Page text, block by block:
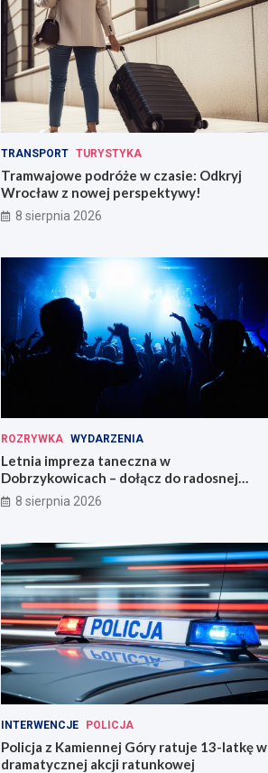
TRANSPORT TURYSTYKA
Tramwajowe podróże w czasie: Odkryj
Wrocław z nowej perspektywy!
8 sierpnia 2026
ROZRYWKA WYDARZENIA
Letnia impreza taneczna w
Dobrzykowicach – dołącz do radosnej
fety!8 sierpnia 2026
INTERWENCJE POLICJA
Policja z Kamiennej Góry ratuje 13-latkę w
dramatycznej akcji ratunkowej